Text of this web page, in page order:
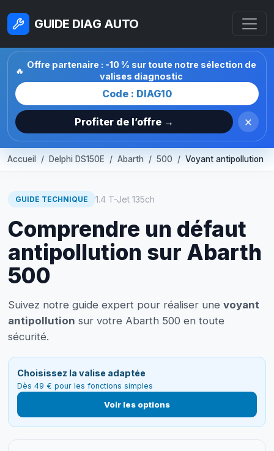
GUIDE DIAG AUTO
🔥
Offre partenaire : -10 % sur toute notre sélection de
valises diagnostic
Code : DIAG10
Profiter de l’offre → ×
Accueil Delphi DS150E Abarth 500 Voyant antipollution
GUIDE TECHNIQUE 1.4 T-Jet 135ch
Comprendre un défaut
antipollution sur Abarth
500
Suivez notre guide expert pour réaliser une voyant
antipollution sur votre Abarth 500 en toute
sécurité.
Choisissez la valise adaptée
Dès 49 € pour les fonctions simples
Voir les options